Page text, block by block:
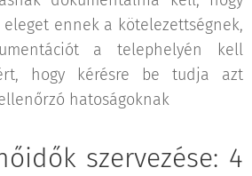
ennek a kötelezettségnek,
a telephelyén kell
hogy kérésre be tudja azt
hatoságoknak
szervezése: 4